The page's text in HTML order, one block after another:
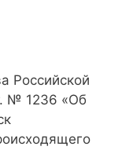
Российской
№ 1236 «Об